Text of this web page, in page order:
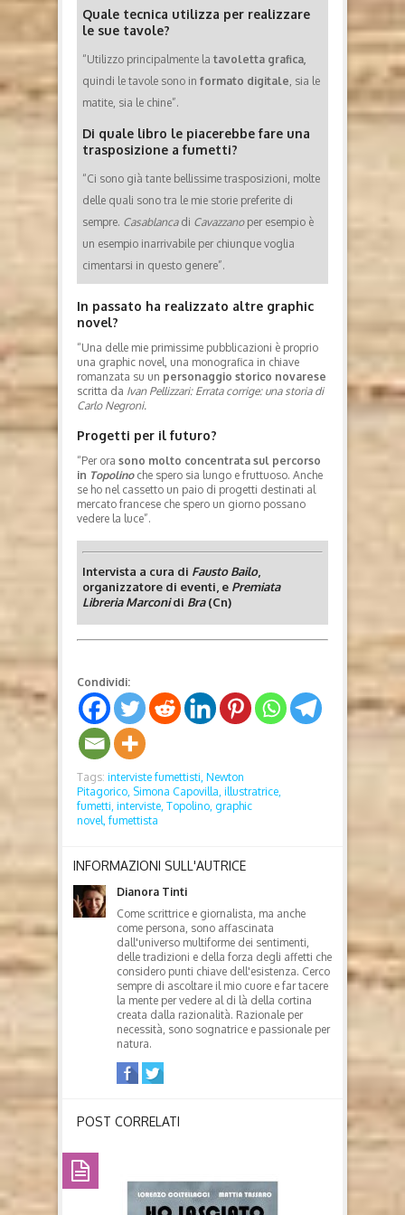
Quale tecnica utilizza per realizzare
le sue tavole?
“Utilizzo principalmente la tavoletta grafica,
quindi le tavole sono in formato digitale , sia le
matite, sia le chine”.
Di quale libro le piacerebbe fare una
trasposizione a fumetti?
“Ci sono già tante bellissime trasposizioni, molte
delle quali sono tra le mie storie preferite di
sempre. Casablancadi Cavazzanoper esempio è
un esempio inarrivabile per chiunque voglia
cimentarsi in questo genere”.
In passato ha realizzato altre graphic
novel?
“Una delle mie primissime pubblicazioni è proprio
una graphic novel, una monografica in chiave
romanzata su un personaggio storico novarese
scritta da Ivan Pellizzari: Errata corrige: una storia di
Carlo Negroni.
Progetti per il futuro?
“Per ora sono molto concentrata sul percorso
in Topolinoche spero sia lungo e fruttuoso. Anche
se ho nel cassetto un paio di progetti destinati al
mercato francese che spero un giorno possano
vedere la luce”.
Intervista a cura di Fausto Bailo,
organizzatore di eventi, e Premiata
Libreria Marconidi Bra(Cn)
Condividi:
Tags: interviste fumettisti, Newton
Pitagorico, Simona Capovilla, illustratrice,
fumetti, interviste, Topolino, graphic
novel, fumettista
INFORMAZIONI SULL'AUTRICE
Dianora Tinti
Come scrittrice e giornalista, ma anche
come persona, sono affascinata
dall'universo multiforme dei sentimenti,
delle tradizioni e della forza degli affetti che
considero punti chiave dell'esistenza. Cerco
sempre di ascoltare il mio cuore e far tacere
la mente per vedere al di là della cortina
creata dalla razionalità. Razionale per
necessità, sono sognatrice e passionale per
natura.
POST CORRELATI